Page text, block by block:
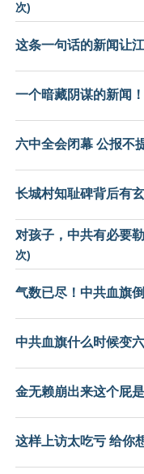
次)
这条一句话的新闻让
一个暗藏阴谋的新闻！
六中全会闭幕 公报不
长城村知耻碑背后有
对孩子，中共有必要
次)
气数已尽！中共血旗
中共血旗什么时候变
金无赖崩出来这个屁
这样上访太吃亏 给你